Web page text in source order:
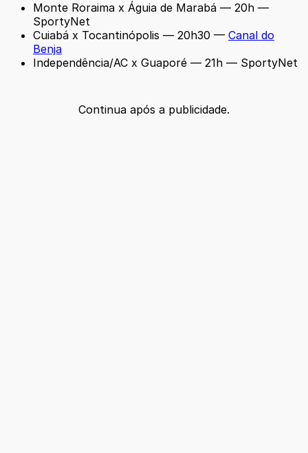
Monte Roraima x Águia de Marabá — 20h —
SportyNet
Cuiabá x Tocantinópolis — 20h30 — Canal do
Benja
Independência/AC x Guaporé — 21h — SportyNet
Continua após a publicidade.